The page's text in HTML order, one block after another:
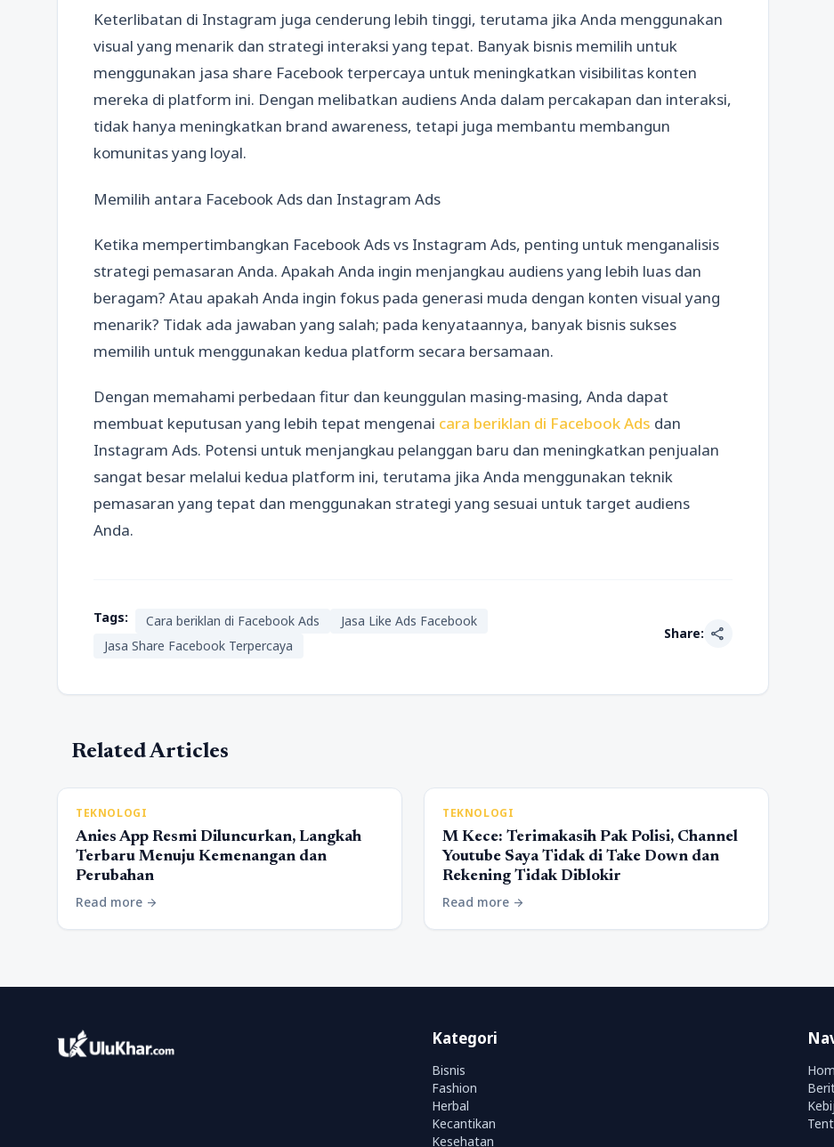
Keterlibatan di Instagram juga cenderung lebih tinggi, terutama jika Anda menggunakan
visual yang menarik dan strategi interaksi yang tepat. Banyak bisnis memilih untuk
menggunakan jasa share Facebook terpercaya untuk meningkatkan visibilitas konten
mereka di platform ini. Dengan melibatkan audiens Anda dalam percakapan dan interaksi,
tidak hanya meningkatkan brand awareness, tetapi juga membantu membangun
komunitas yang loyal.
Memilih antara Facebook Ads dan Instagram Ads
Ketika mempertimbangkan Facebook Ads vs Instagram Ads, penting untuk menganalisis
strategi pemasaran Anda. Apakah Anda ingin menjangkau audiens yang lebih luas dan
beragam? Atau apakah Anda ingin fokus pada generasi muda dengan konten visual yang
menarik? Tidak ada jawaban yang salah; pada kenyataannya, banyak bisnis sukses
memilih untuk menggunakan kedua platform secara bersamaan.
Dengan memahami perbedaan fitur dan keunggulan masing-masing, Anda dapat
membuat keputusan yang lebih tepat mengenai cara beriklan di Facebook Ads dan
Instagram Ads. Potensi untuk menjangkau pelanggan baru dan meningkatkan penjualan
sangat besar melalui kedua platform ini, terutama jika Anda menggunakan teknik
pemasaran yang tepat dan menggunakan strategi yang sesuai untuk target audiens
Anda.
Tags: Cara beriklan di Facebook Ads
Jasa Like Ads Facebook
Jasa Share Facebook Terpercaya
Share: share
Related Articles
TEKNOLOGI
Anies App Resmi Diluncurkan, Langkah
Terbaru Menuju Kemenangan dan
Perubahan
Read more arrow_forward
TEKNOLOGI
M Kece: Terimakasih Pak Polisi, Channel
Youtube Saya Tidak di Take Down dan
Rekening Tidak Diblokir
Read more arrow_forward
Kategori
Bisnis
Fashion
Herbal
Kecantikan
Kesehatan